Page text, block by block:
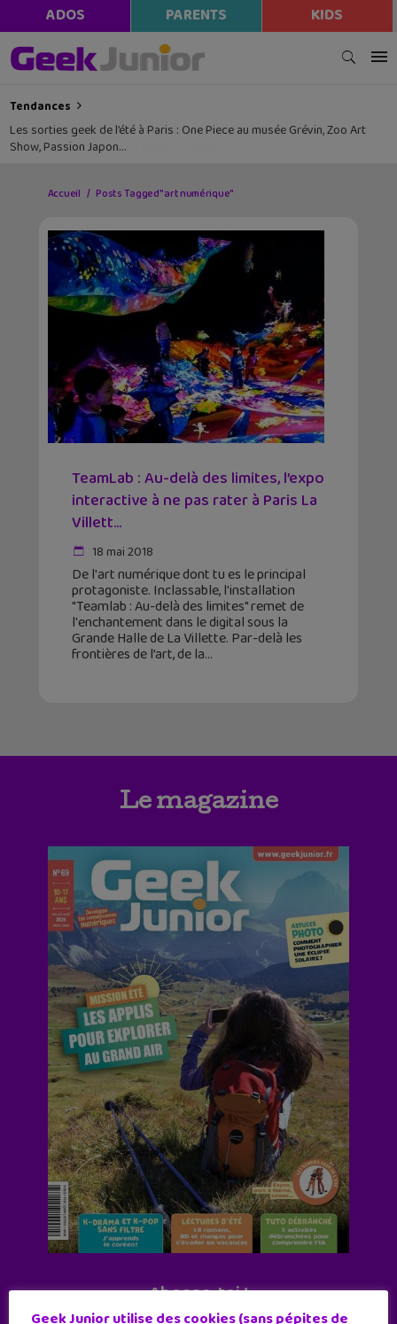
ADOS PARENTS KIDS
Tendances
Les sorties geek de l’été à Paris : One Piece au musée Grévin, Zoo Art
Show, Passion Japon…
Accueil Posts Tagged "art numérique"
TeamLab : Au-delà des limites, l’expo
interactive à ne pas rater à Paris La
Villett...
18 mai 2018
De l'art numérique dont tu es le principal
protagoniste. Inclassable, l'installation
"Teamlab : Au-delà des limites" remet de
l'enchantement dans le digital sous la
Grande Halle de La Villette. Par-delà les
frontières de l’art, de la
Le magazine
Abonne-toi !
11 numéros par an
Geek Junior utilise des cookies (sans pépites de